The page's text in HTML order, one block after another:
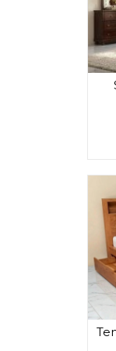
Pre Order
SKU: AFJ-025